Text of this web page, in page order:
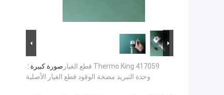
صورة كبيرة : 417059 Thermo King قطع الغيار
وحدة التبريد مضخة الوقود قطع الغيار الأصلية